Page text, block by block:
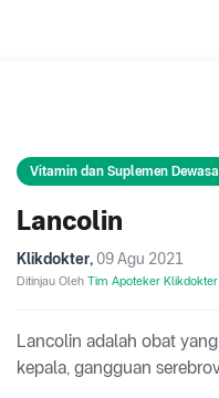
Vitamin dan Suplemen Dewasa
Lancolin
Klikdokter, 09 Agu 2021
Ditinjau Oleh Tim Apoteker Klikdokter
Lancolin adalah obat
kepala, gangguan